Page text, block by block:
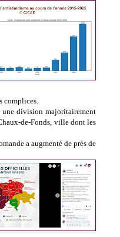
complices.
une division majoritairement
de-Fonds, ville dont les
a augmenté de près de